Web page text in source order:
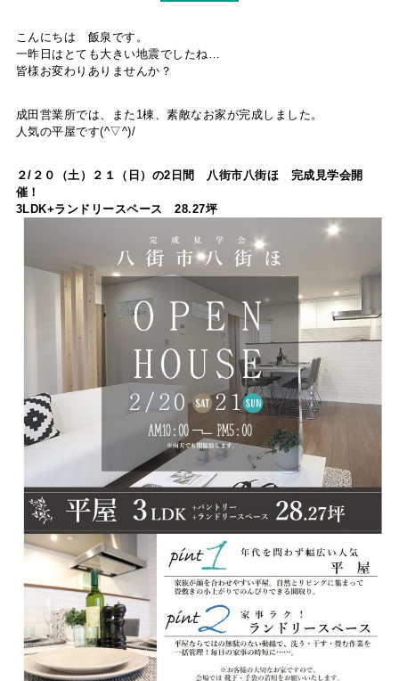
こんにちは 飯泉です。
一昨日はとても大きい地震でしたね…
皆様お変わりありませんか？
成田営業所では、また1棟、素敵なお家が完成しました。
人気の平屋です(^▽^)/
２/２０（土）２１（日）の2日間 八街市八街ほ 完成見学会開
催！
3LDK+ランドリースペース 28.27坪